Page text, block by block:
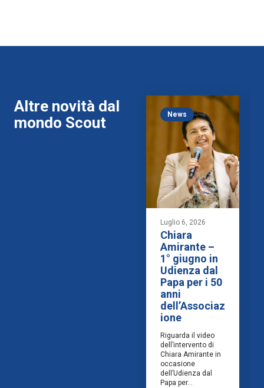
Altre novità dal
mondo Scout
News
Luglio 6, 2026
Chiara
Amirante –
1° giugno in
Udienza dal
Papa per i 50
anni
dell’Associaz
ione
Riguarda il video
dell’intervento di
Chiara Amirante in
occasione
dell’Udienza dal
Papa per...